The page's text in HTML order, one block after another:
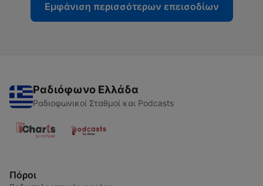
Εμφάνιση περισσότερων επεισοδίων
Ραδιόφωνο Ελλάδα
Ραδιοφωνικοί Σταθμοί και Podcasts
Πόροι